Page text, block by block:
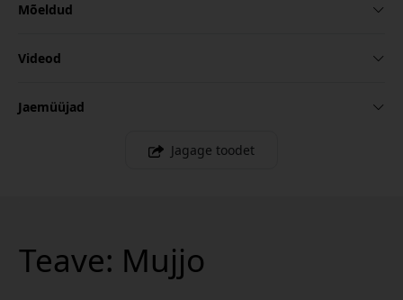
Mõeldud
Videod
Jaemüüjad
Jagage toodet
Teave: Mujjo